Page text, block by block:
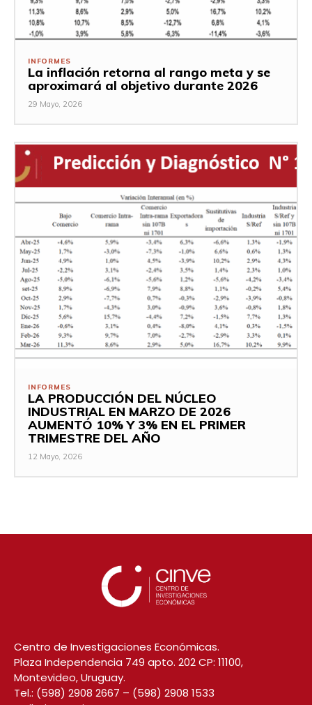
INFORMES
La inflación retorna al rango meta y se
aproximará al objetivo durante 2026
29 Mayo, 2026
INFORMES
LA PRODUCCIÓN DEL NÚCLEO
INDUSTRIAL EN MARZO DE 2026
AUMENTÓ 10% Y 3% EN EL PRIMER
TRIMESTRE DEL AÑO
12 Mayo, 2026
Centro de Investigaciones Económicas.
Plaza Independencia 749 apto. 202 CP: 11100,
Montevideo, Uruguay.
Tel.: (598) 2908 2667 – (598) 2908 1533